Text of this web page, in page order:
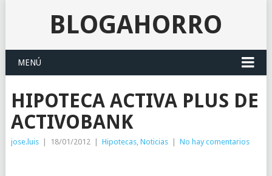
BLOGAHORRO
MENÚ
HIPOTECA ACTIVA PLUS DE
ACTIVOBANK
jose.luis 18/01/2012 Hipotecas, Noticias No hay comentarios